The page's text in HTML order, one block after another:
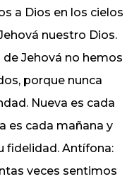
a Dios en los cielos
nuestro Dios.
de Jehová no hemos
porque nunca
Nueva es cada
es cada mañana y
fidelidad. Antífona:
veces sentimos